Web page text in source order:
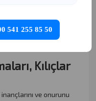
olarak, yerli ve
en güncel piyasa
Kılıçlar
ve onurunu
541 255 85 50